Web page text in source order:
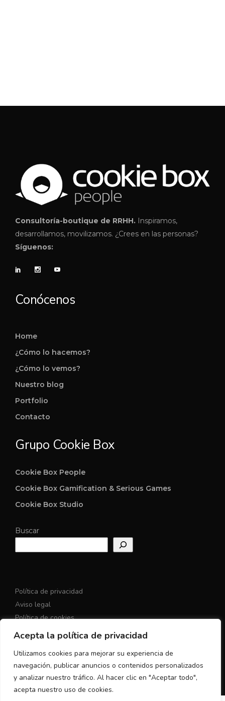
Acepta la política de privacidad
Utilizamos cookies para mejorar su experiencia de
navegación, publicar anuncios o contenidos personalizados
y analizar nuestro tráfico. Al hacer clic en "Aceptar todo",
acepta nuestro uso de cookies.
Consultoría-boutique de RRHH. Inspiramos,
desarrollamos, movilizamos. ¿Crees en las personas?
Síguenos:
Conócenos
Home
¿Cómo lo hacemos?
¿Cómo lo vemos?
Nuestro blog
Portfolio
Contacto
Grupo Cookie Box
Cookie Box People
Cookie Box Gamification & Serious Games
Cookie Box Studio
Buscar
Política de privacidad
Aviso legal
Política de cookies